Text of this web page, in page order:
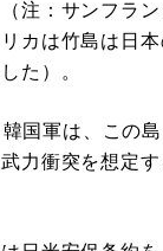
注：サンフラ
カは竹島は日本
た）。
国軍は、この島
力衝突を想定